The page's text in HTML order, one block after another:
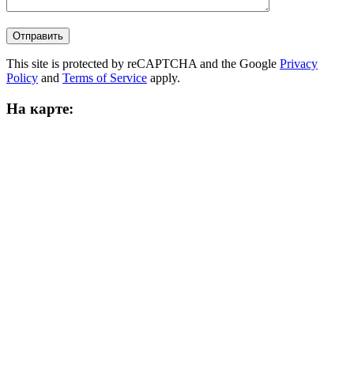
This site is protected by reCAPTCHA and the Google Privacy
Policy and Terms of Service apply.
На карте: